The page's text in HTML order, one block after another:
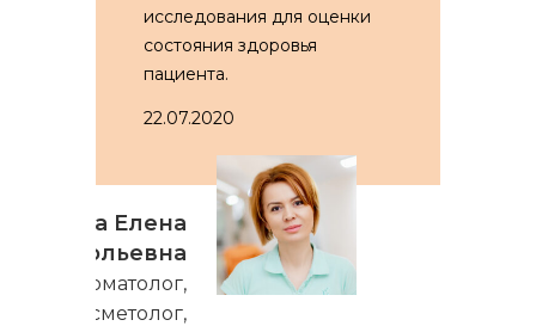
исследования для оценки
состояния здоровья
пациента.
22.07.2020
Бзита Елена
Анатольевна
Дерматолог,
косметолог,